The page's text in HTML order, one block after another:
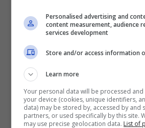
Personalised advertising and
content measurement, audience
services development
Store and/or access information
Learn more
Your personal data will be processed
your device (cookies, unique identifiers,
data) may be stored by, accessed by and
partners, or used specifically by this site.
may use precise geolocation data. List of